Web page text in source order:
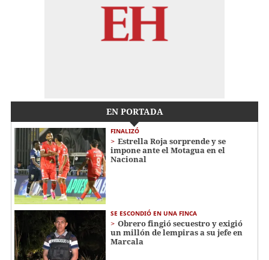
EN PORTADA
FINALIZÓ
Estrella Roja sorprende y se
impone ante el Motagua en el
Nacional
SE ESCONDIÓ EN UNA FINCA
Obrero fingió secuestro y exigió
un millón de lempiras a su jefe en
Marcala